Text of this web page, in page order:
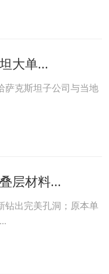
大单...
萨克斯坦子公司与当地
层材料...
钻出完美孔洞；原本单